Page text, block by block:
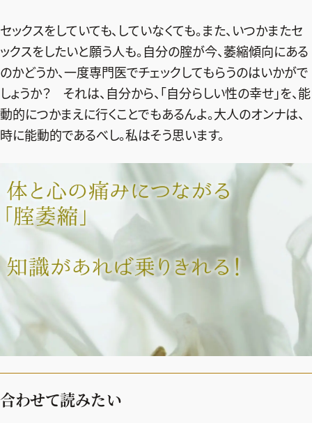
セックスをしていても、していなくても。また、いつかまたセ
ックスをしたいと願う人も。自分の腟が今、萎縮傾向にある
のかどうか、一度専門医でチェックしてもらうのはいかがで
しょうか？ それは、自分から、「自分らしい性の幸せ」を、能
動的につかまえに行くことでもあるんよ。大人のオンナは、
時に能動的であるべし。私はそう思います。
合わせて読みたい